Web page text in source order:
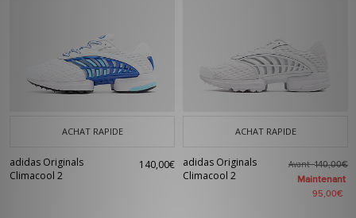
ACHAT RAPIDE
adidas Originals
Climacool 2
140,00€
ACHAT RAPIDE
adidas Originals
Climacool 2
Avant140,00€
Maintenant
95,00€